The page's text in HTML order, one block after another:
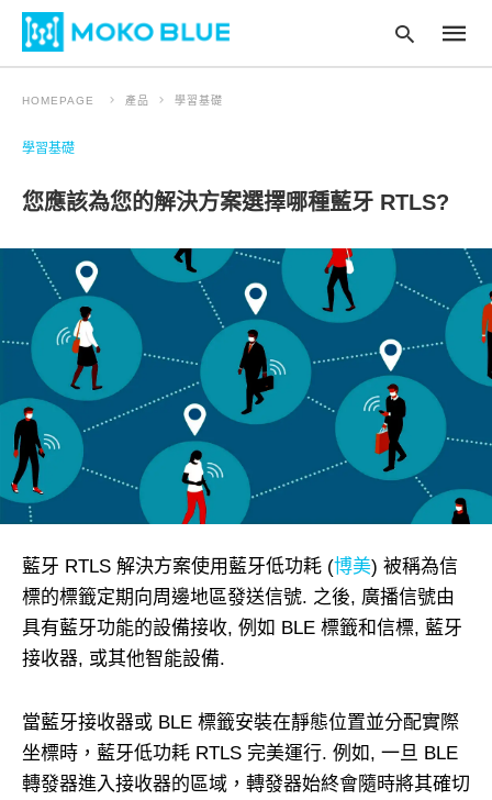
search
enter:
HOMEPAGE 產品 學習基礎
學習基礎
您應該為您的解決方案選擇哪種藍牙 RTLS?
藍牙 RTLS 解決方案使用藍牙低功耗 (博美) 被稱為信
標的標籤定期向周邊地區發送信號. 之後, 廣播信號由
具有藍牙功能的設備接收, 例如 BLE 標籤和信標, 藍牙
接收器, 或其他智能設備.
當藍牙接收器或 BLE 標籤安裝在靜態位置並分配實際
坐標時，藍牙低功耗 RTLS 完美運行. 例如, 一旦 BLE
轉發器進入接收器的區域，轉發器始終會隨時將其確切